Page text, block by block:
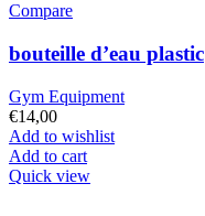
Compare
bouteille d’eau plastic
Gym Equipment
€14,00
Add to wishlist
Add to cart
Quick view